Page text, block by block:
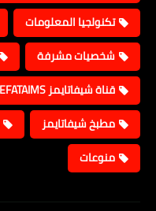
تكنولجيا المعلومات
شخصيات مشرفة
قناة شيفاتايمز TV / SHEFATAIMS
مطبخ شيفاتايمز
منوعات